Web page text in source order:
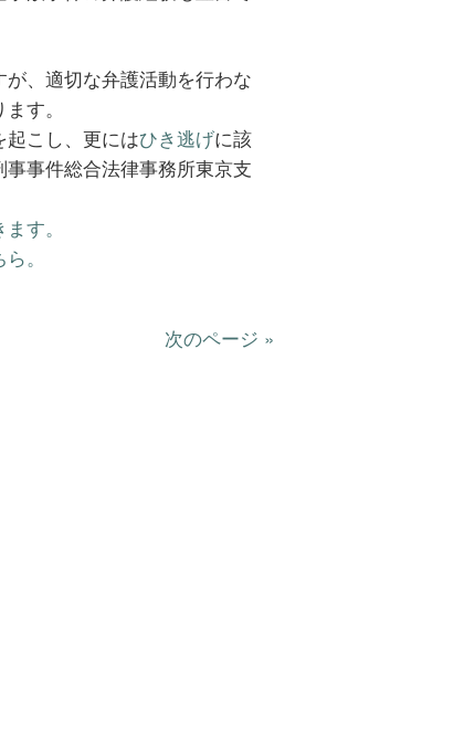
、適切な弁護活動を行わな
す。
起こし、更にはひき逃げに該
事件総合法律事務所東京支
す。
。
次のページ »